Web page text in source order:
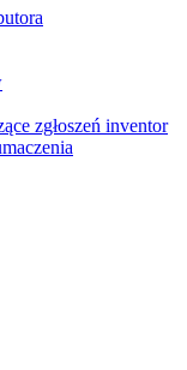
zgłoszeń inventor